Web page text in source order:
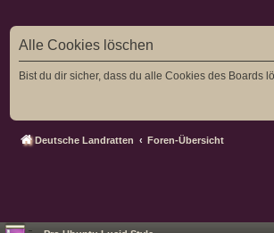
Alle Cookies löschen
Bist du dir sicher, dass du alle Cookies des Boards
Deutsche Landratten Foren-Übersicht